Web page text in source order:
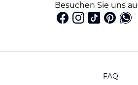
Besuchen Sie uns
FAQ